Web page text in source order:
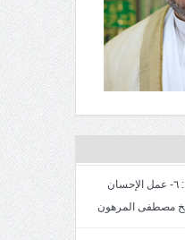
خطبة الجمعة: سمات المتقين: ٦- عمل الإحسان